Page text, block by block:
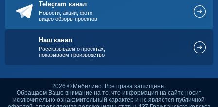
Telegram канал
Новости, акции, фото,
видео-обзоры проектов
Наш канал
Рассказываем о проектах,
показываем производство
2026 © Мебелино. Все права защищены.
Обращаем Ваше внимание на то, что информация на сайте носит
исключительно ознакомительный характер и не является публичной